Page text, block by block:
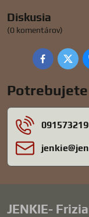
Diskusia
(0 komentárov)
Facebook
JENKIE-